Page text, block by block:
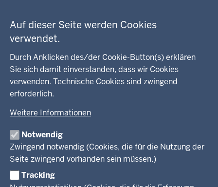
Auf dieser Seite werden Cookies
verwendet.
Durch Anklicken des/der Cookie-Button(s) erklären
Sie sich damit einverstanden, dass wir Cookies
verwenden. Technische Cookies sind zwingend
erforderlich.
Weitere Informationen
Notwendig
Zwingend notwendig (Cookies, die für die Nutzung der
Seite zwingend vorhanden sein müssen.)
Tracking
WEITERE LINKS
Kreis Lippe
Kreis Paderborn
Kreis Minden-Lübbecke
Kreis Gütersloh
Kreis Höxter